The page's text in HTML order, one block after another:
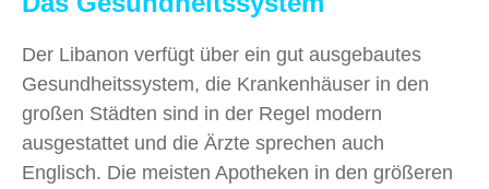
Der Libanon verfügt über ein gut ausgebautes
Gesundheitssystem, die Krankenhäuser in den
großen Städten sind in der Regel modern
ausgestattet und die Ärzte sprechen auch
Englisch. Die meisten Apotheken in den größeren